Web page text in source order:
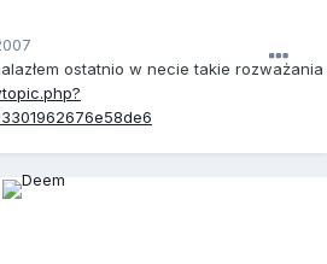
ostatnio w necie takie rozważania